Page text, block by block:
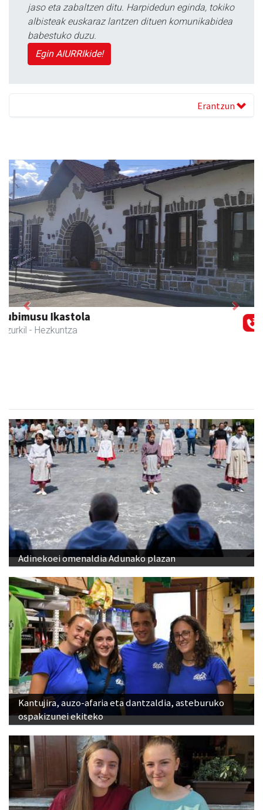
jaso eta zabaltzen ditu. Harpidedun eginda, tokiko
albisteak euskaraz lantzen dituen komunikabidea
babestuko duzu.
Egin AIURRIkide!
Erantzun
Previous Next
Adinekoei omenaldia Adunako plazan
Kantujira, auzo-afaria eta dantzaldia, asteburuko
ospakizunei ekiteko